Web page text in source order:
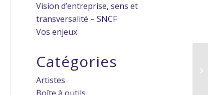
Vision d’entreprise, sens et
transversalité – SNCF
Vos enjeux
Catégories
Artistes